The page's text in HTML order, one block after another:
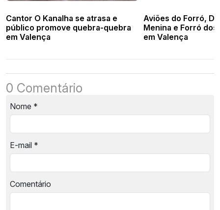
Cantor O Kanalha se atrasa e
público promove quebra-quebra
em Valença
Aviões do Forró,
Menina e Forró dos
em Valença
0 Comentário
Nome *
E-mail *
Comentário